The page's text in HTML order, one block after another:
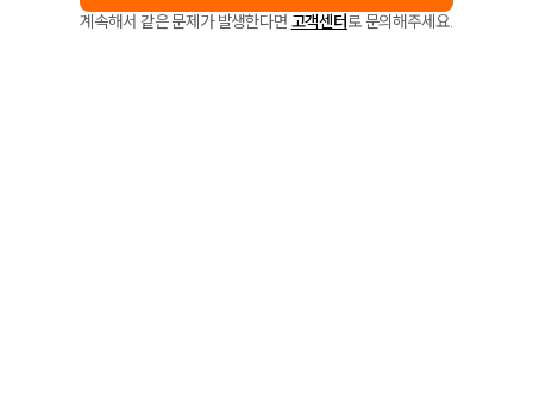
계속해서 같은 문제가 발생한다면 고객센터로 문의해주세요.